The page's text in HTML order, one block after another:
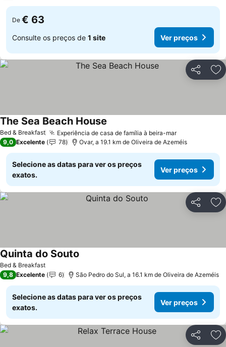
De € 63
Consulte os preços de 1 site Ver preços
Partilhar
Bed & Breakfast Experiência de casa de família à beira-mar
The Sea Beach House
9,0 Excelente 78 Ovar, a 19.1 km de Oliveira de Azeméis
Selecione as datas para ver os preços
exatos.
Ver preços
Partilhar
Bed & Breakfast
Quinta do Souto
9,8 Excelente 6 São Pedro do Sul, a 16.1 km de Oliveira de Azeméis
Selecione as datas para ver os preços
exatos.
Ver preços
Partilhar